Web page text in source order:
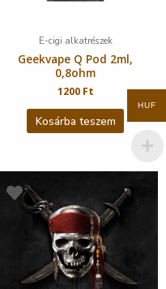
E-cigi alkatrészek
Geekvape Q Pod 2ml,
0,8ohm
1200 Ft
Kosárba teszem
HUF